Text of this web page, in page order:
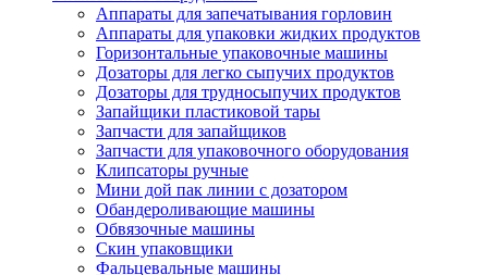
Аппараты для запечатывания горловин
Аппараты для упаковки жидких продуктов
Горизонтальные упаковочные машины
Дозаторы для легко сыпучих продуктов
Дозаторы для трудносыпучих продуктов
Запайщики пластиковой тары
Запчасти для запайщиков
Запчасти для упаковочного оборудования
Клипсаторы ручные
Мини дой пак линии с дозатором
Обандероливающие машины
Обвязочные машины
Скин упаковщики
Фальцевальные машины